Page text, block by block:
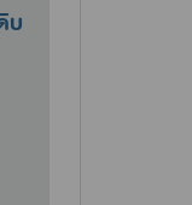
ชนในช่วง
2569
นในช่วงวัน